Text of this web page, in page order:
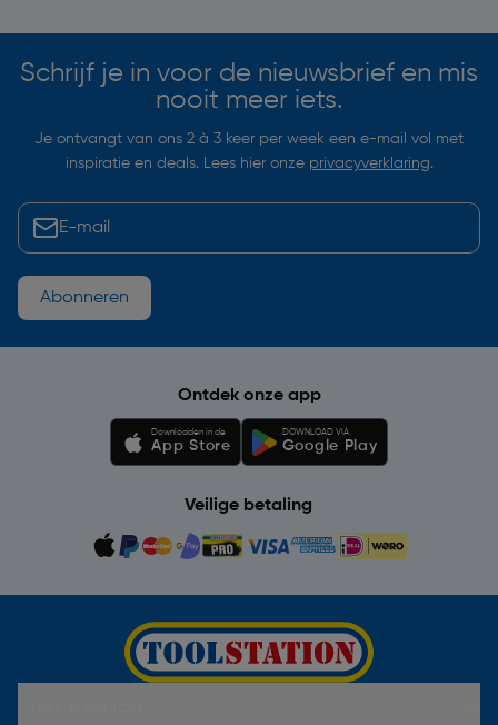
Schrijf je in voor de nieuwsbrief en mis
nooit meer iets.
Je ontvangt van ons 2 à 3 keer per week een e-mail vol met
inspiratie en deals. Lees hier onze privacyverklaring.
Abonneren
Ontdek onze app
Downloaden in de
App Store
DOWNLOAD VIA
Google Play
Veilige betaling